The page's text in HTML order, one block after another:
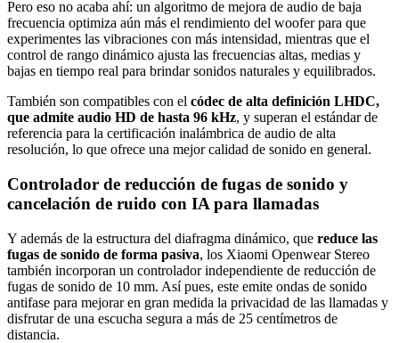
Pero eso no acaba ahí: un algoritmo de mejora de audio de baja
frecuencia optimiza aún más el rendimiento del woofer para que
experimentes las vibraciones con más intensidad, mientras que el
control de rango dinámico ajusta las frecuencias altas, medias y
bajas en tiempo real para brindar sonidos naturales y equilibrados.
También son compatibles con el códec de alta definición LHDC,
que admite audio HD de hasta 96 kHz, y superan el estándar de
referencia para la certificación inalámbrica de audio de alta
resolución, lo que ofrece una mejor calidad de sonido en general.
Controlador de reducción de fugas de sonido y
cancelación de ruido con IA para llamadas
Y además de la estructura del diafragma dinámico, que reduce las
fugas de sonido de forma pasiva, los Xiaomi Openwear Stereo
también incorporan un controlador independiente de reducción de
fugas de sonido de 10 mm. Así pues, este emite ondas de sonido
antifase para mejorar en gran medida la privacidad de las llamadas y
disfrutar de una escucha segura a más de 25 centímetros de
distancia.